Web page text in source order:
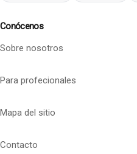
Conócenos
Sobre nosotros
Para profecionales
Mapa del sitio
Contacto